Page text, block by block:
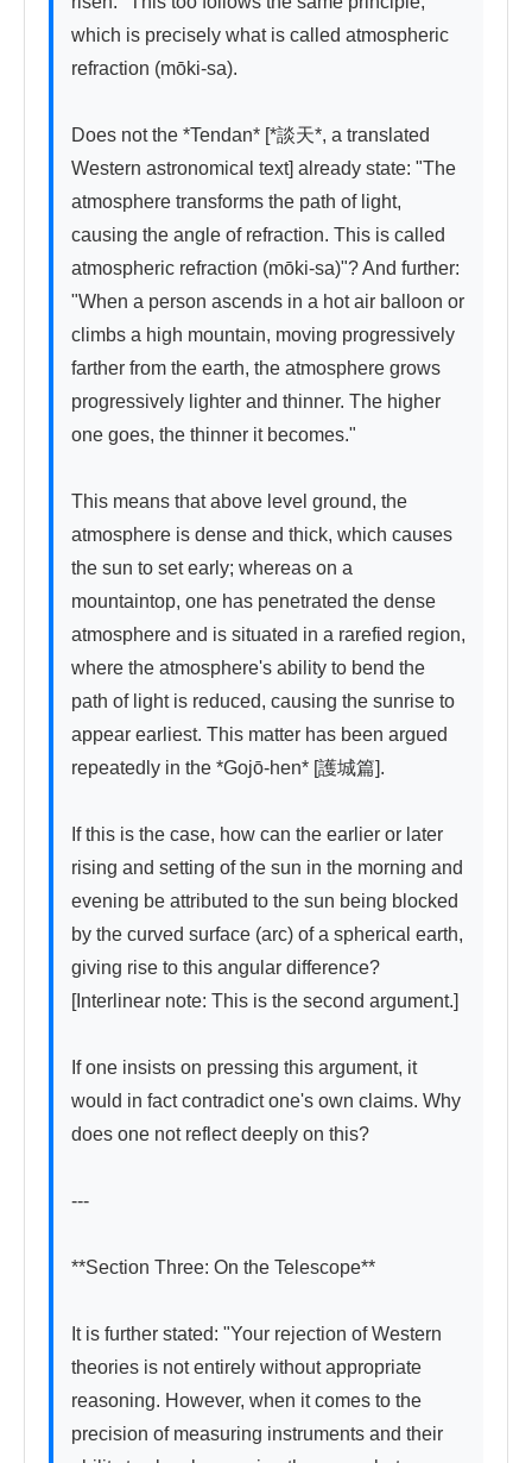
which is precisely what is called atmospheric
refraction (mōki-sa).
Does not the *Tendan* [*談天*, a translated
Western astronomical text] already state: "The
atmosphere transforms the path of light,
causing the angle of refraction. This is called
atmospheric refraction (mōki-sa)"? And further:
"When a person ascends in a hot air balloon or
climbs a high mountain, moving progressively
farther from the earth, the atmosphere grows
progressively lighter and thinner. The higher
one goes, the thinner it becomes."
This means that above level ground, the
atmosphere is dense and thick, which causes
the sun to set early; whereas on a
mountaintop, one has penetrated the dense
atmosphere and is situated in a rarefied region,
where the atmosphere's ability to bend the
path of light is reduced, causing the sunrise to
appear earliest. This matter has been argued
repeatedly in the *Gojō-hen* [護城篇].
If this is the case, how can the earlier or later
rising and setting of the sun in the morning and
evening be attributed to the sun being blocked
by the curved surface (arc) of a spherical earth,
giving rise to this angular difference?
[Interlinear note: This is the second argument.]
If one insists on pressing this argument, it
would in fact contradict one's own claims. Why
does one not reflect deeply on this?
---
**Section Three: On the Telescope**
It is further stated: "Your rejection of Western
theories is not entirely without appropriate
reasoning. However, when it comes to the
precision of measuring instruments and their